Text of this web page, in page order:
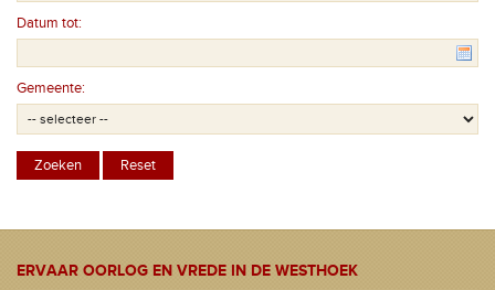
Datum tot:
Gemeente:
ERVAAR OORLOG EN VREDE IN DE WESTHOEK